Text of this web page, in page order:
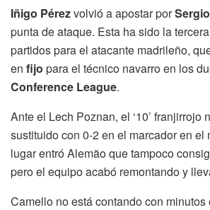
Iñigo Pérezvolvió a apostar por
punta de ataque. Esta ha sido la
partidos para el atacante madrileño,
en fijo para el técnico navarro en los
Conference League.
Ante el Lech Poznan, el ‘10’ franjirrojo
sustituido con 0-2 en el marcador en el
lugar entró Alemão que tampoco
pero el equipo acabó remontando y
Camello no está contando con